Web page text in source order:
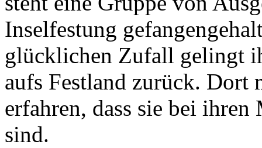
Inselfestung
glücklichen Zufall gelingt
aufs Festland zurück. Dort
erfahren, dass sie bei
sind.